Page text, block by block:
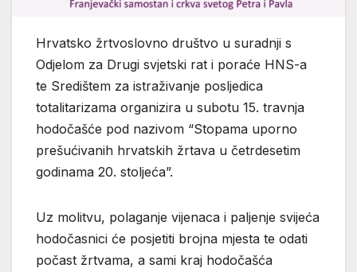
Hrvatsko žrtvoslovno društvo u suradnji s
Odjelom za Drugi svjetski rat i poraće HNS-a
te Središtem za istraživanje posljedica
totalitarizama organizira u subotu 15. travnja
hodočašće pod nazivom “Stopama uporno
prešućivanih hrvatskih žrtava u četrdesetim
godinama 20. stoljeća”.
Uz molitvu, polaganje vijenaca i paljenje svijeća
hodočasnici će posjetiti brojna mjesta te odati
počast žrtvama, a sami kraj hodočašća